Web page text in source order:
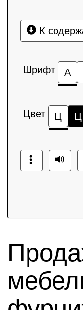
К
Шрифт А
Цвет Ц Ц